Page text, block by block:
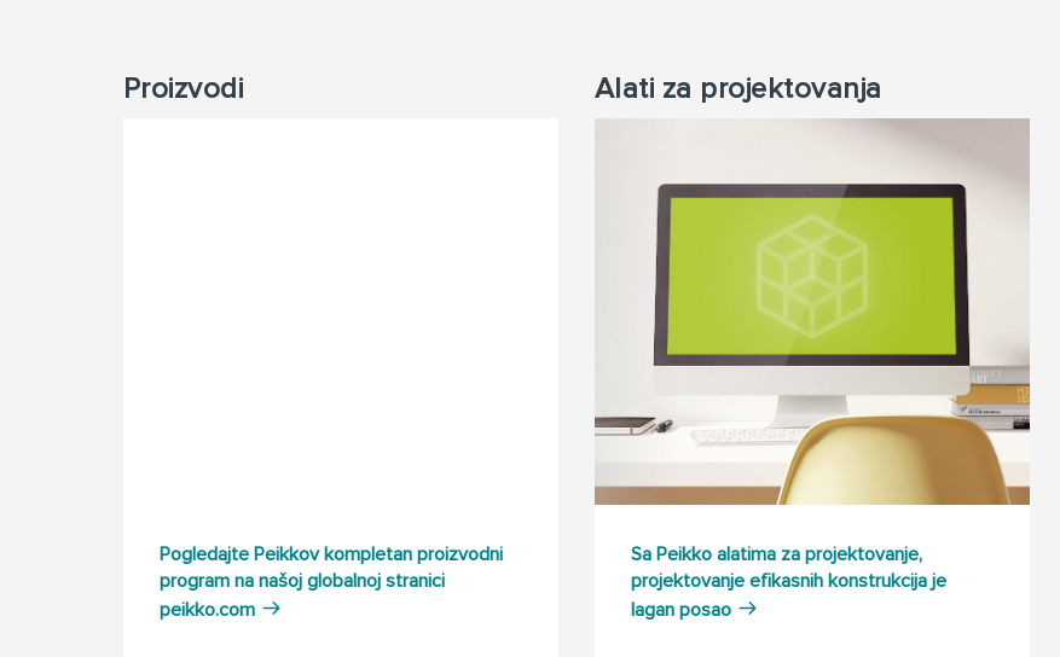
Proizvodi
Pogledajte Peikkov kompletan proizvodni
program na našoj globalnoj stranici
peikko.com
Alati za projektovanja
Sa Peikko alatima za projektovanje,
projektovanje efikasnih konstrukcija je
lagan posao